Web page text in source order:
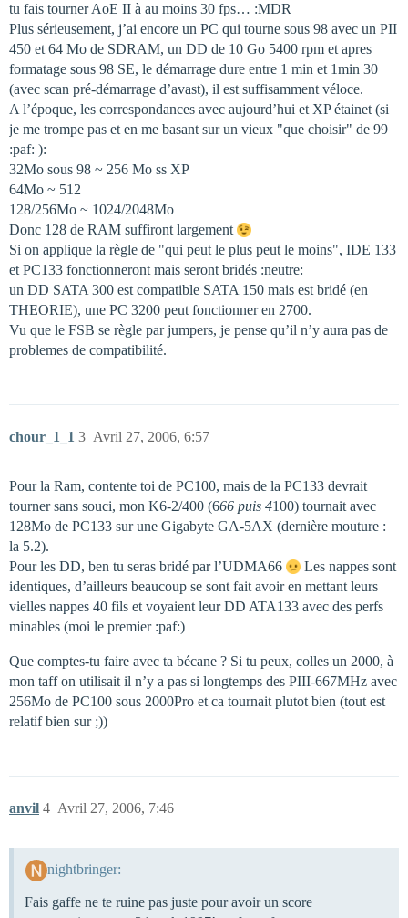
tu fais tourner AoE II à au moins 30 fps… :MDR
Plus sérieusement, j’ai encore un PC qui tourne sous 98 avec un PII
450 et 64 Mo de SDRAM, un DD de 10 Go 5400 rpm et apres
formatage sous 98 SE, le démarrage dure entre 1 min et 1min 30
(avec scan pré-démarrage d’avast), il est suffisamment véloce.
A l’époque, les correspondances avec aujourd’hui et XP étainet (si
je me trompe pas et en me basant sur un vieux "que choisir" de 99
:paf: ):
32Mo sous 98 ~ 256 Mo ss XP
64Mo ~ 512
128/256Mo ~ 1024/2048Mo
Donc 128 de RAM suffiront largement
Si on applique la règle de "qui peut le plus peut le moins", IDE 133
et PC133 fonctionneront mais seront bridés :neutre:
un DD SATA 300 est compatible SATA 150 mais est bridé (en
THEORIE), une PC 3200 peut fonctionner en 2700.
Vu que le FSB se règle par jumpers, je pense qu’il n’y aura pas de
problemes de compatibilité.
chour_1_1 Avril 27, 2006, 6:57
3
Pour la Ram, contente toi de PC100, mais de la PC133 devrait
tourner sans souci, mon K6-2/400 (666 puis 4100) tournait avec
128Mo de PC133 sur une Gigabyte GA-5AX (dernière mouture :
la 5.2).
Pour les DD, ben tu seras bridé par l’UDMA66
Les nappes sont
identiques, d’ailleurs beaucoup se sont fait avoir en mettant leurs
vielles nappes 40 fils et voyaient leur DD ATA133 avec des perfs
minables (moi le premier :paf:)
Que comptes-tu faire avec ta bécane ? Si tu peux, colles un 2000, à
mon taff on utilisait il n’y a pas si longtemps des PIII-667MHz avec
256Mo de PC100 sous 2000Pro et ca tournait plutot bien (tout est
relatif bien sur ;))
anvil Avril 27, 2006, 7:46
4
nightbringer:
Fais gaffe ne te ruine pas juste pour avoir un score